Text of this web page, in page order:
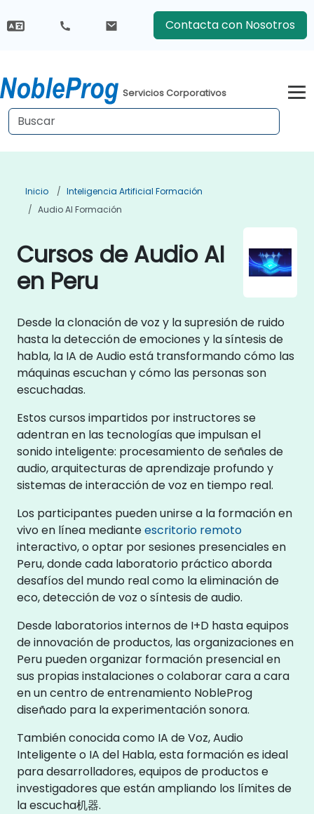
Contacta con Nosotros
Servicios Corporativos
Inicio
Inteligencia Artificial Formación
Audio AI Formación
Cursos de Audio AI
en Peru
Desde la clonación de voz y la supresión de ruido
hasta la detección de emociones y la síntesis de
habla, la IA de Audio está transformando cómo las
máquinas escuchan y cómo las personas son
escuchadas.
Estos cursos impartidos por instructores se
adentran en las tecnologías que impulsan el
sonido inteligente: procesamiento de señales de
audio, arquitecturas de aprendizaje profundo y
sistemas de interacción de voz en tiempo real.
Los participantes pueden unirse a la formación en
vivo en línea medianteescritorio remoto
interactivo, o optar por sesiones presenciales en
Peru, donde cada laboratorio práctico aborda
desafíos del mundo real como la eliminación de
eco, detección de voz o síntesis de audio.
Desde laboratorios internos de I+D hasta equipos
de innovación de productos, las organizaciones en
Peru pueden organizar formación presencial en
sus propias instalaciones o colaborar cara a cara
en un centro de entrenamiento NobleProg
diseñado para la experimentación sonora.
También conocida como IA de Voz, Audio
Inteligente o IA del Habla, esta formación es ideal
para desarrolladores, equipos de productos e
investigadores que están ampliando los límites de
la escucha机器.